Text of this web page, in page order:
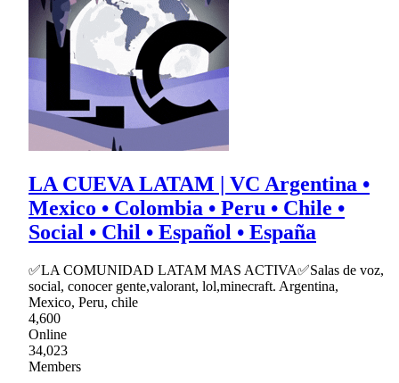
LA CUEVA LATAM | VC Argentina •
Mexico • Colombia • Peru • Chile •
Social • Chil • Español • España
✅LA COMUNIDAD LATAM MAS ACTIVA✅Salas de voz,
social, conocer gente,valorant, lol,minecraft. Argentina,
Mexico, Peru, chile
4,600
Online
34,023
Members